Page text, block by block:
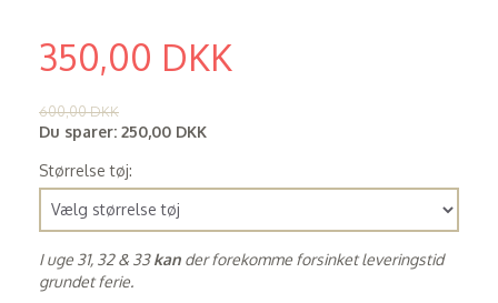
350,00 DKK
600,00 DKK
Du sparer: 250,00 DKK
Størrelse tøj:
I uge 31, 32 & 33kan der forekomme forsinket leveringstid
grundet ferie.